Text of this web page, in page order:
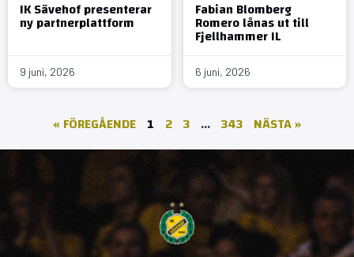
IK Sävehof presenterar
ny partnerplattform
9 juni, 2026
Fabian Blomberg
Romero lånas ut till
Fjellhammer IL
6 juni, 2026
« FÖREGÅENDE 1 2 3 … 343 NÄSTA »